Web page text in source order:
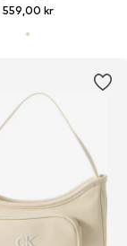
559,00 kr